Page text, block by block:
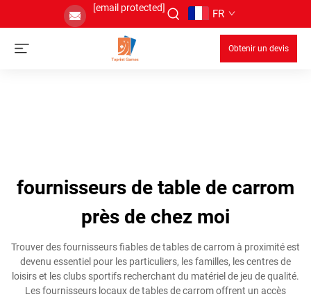
[email protected] FR
Obtenir un devis
fournisseurs de table de carrom
près de chez moi
Trouver des fournisseurs fiables de tables de carrom à proximité est
devenu essentiel pour les particuliers, les familles, les centres de
loisirs et les clubs sportifs recherchant du matériel de jeu de qualité.
Les fournisseurs locaux de tables de carrom offrent un accès